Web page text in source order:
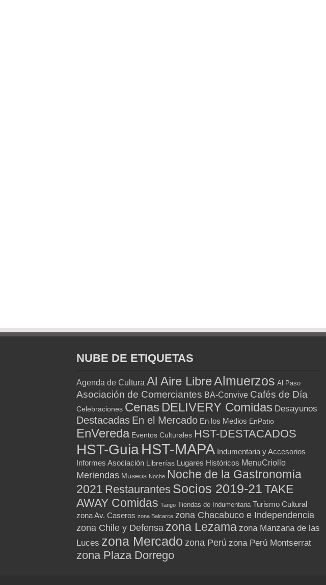
NUBE DE ETIQUETAS
Agenda de Cultura Al Aire LibreAlmuerzos Al Paso
Asociación de Comerciantes BA-Convive Cafés de Día
Celebraciones Cenas DELIVERY Comidas Desayunos
Destacadas En el Mercado En los Medios EnPatio
EnVereda Eventos Culturales HST-DESTACADOS
HST-Guia HST-MAPA Indumentaria y Accesorios
Informes Asociación Librerías Lugares Históricos MenuCriollo
Meriendas Museos Noche Noche de la Gastronomía
2021 Restaurantes Socios 2019-21TAKE
AWAY Comidas Tango Tiendas de Indumentaria Turismo Cultural
zona Av. Caseros zona Balcarce zona Chacabuco e Independencia
zona Chile y Defensa zona Lezama zona Manzana de las
Luces zona Mercado zona Perú zona Perú Montserrat
zona Plaza Dorrego